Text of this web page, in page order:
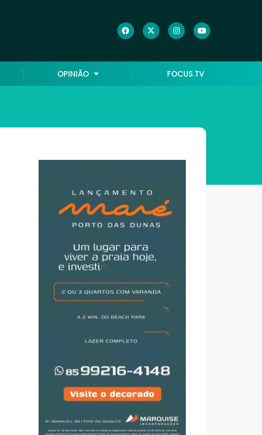
OPINIÃO FOCUS.TV